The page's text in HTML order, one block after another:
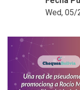
Wed, 05/